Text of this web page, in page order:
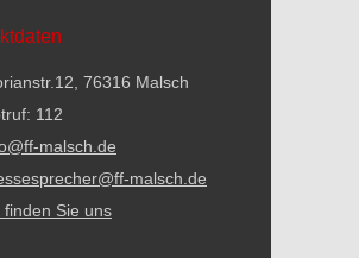
76316 Malsch
112
malsch.de
malsch.de
finden Sie uns